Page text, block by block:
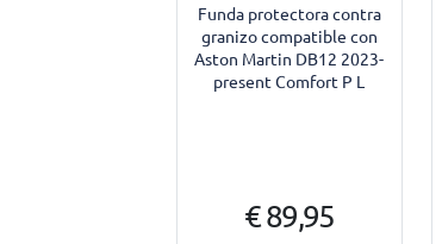
Funda protectora contra
granizo compatible con
Aston Martin DB12 2023-
present Comfort P L
€ 89,95